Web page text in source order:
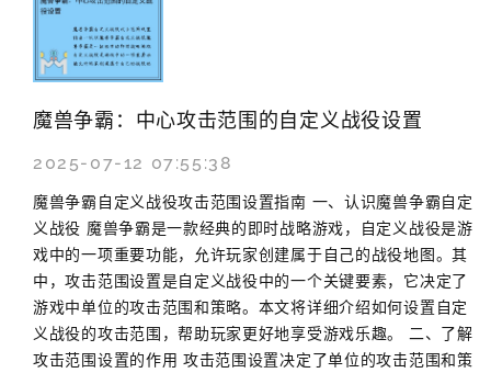
魔兽争霸：中心攻击范围的自定义战役设置
2025-07-12 07:55:38
魔兽争霸自定义战役攻击范围设置指南 一、认识魔兽争霸自定
义战役 魔兽争霸是一款经典的即时战略游戏，自定义战役是游
戏中的一项重要功能，允许玩家创建属于自己的战役地图。其
中，攻击范围设置是自定义战役中的一个关键要素，它决定了
游戏中单位的攻击范围和策略。本文将详细介绍如何设置自定
义战役的攻击范围，帮助玩家更好地享受游戏乐趣。 二、了解
攻击范围设置的作用 攻击范围设置决定了单位的攻击范围和策